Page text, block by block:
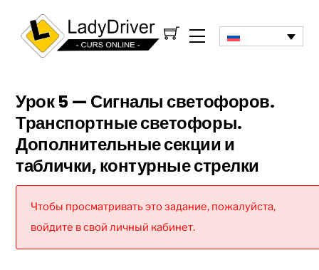
Урок 5 — Сигналы светофоров.
Транспортные светофоры.
Дополнительные секции и
таблички, контурные стрелки
Чтобы просматривать это задание, пожалуйста,
войдите в свой личный кабинет.